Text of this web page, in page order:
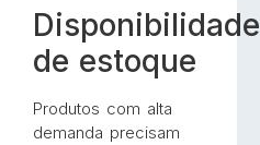
Disponibilidade
de estoque
Produtos com alta
demanda precisam